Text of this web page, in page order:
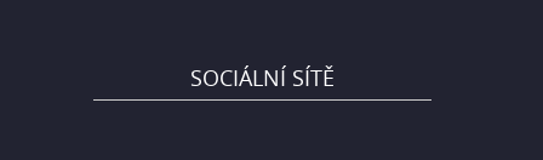
SOCIÁLNÍ SÍTĚ